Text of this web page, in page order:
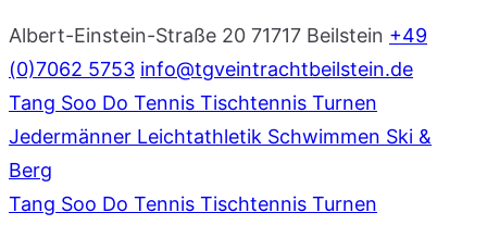
Albert-Einstein-Straße 20 71717 Beilstein +49
(0)7062 5753 info@tgveintrachtbeilstein.de
Tang Soo Do Tennis Tischtennis Turnen
Jedermänner Leichtathletik Schwimmen Ski &
Berg
Tang Soo Do Tennis Tischtennis Turnen